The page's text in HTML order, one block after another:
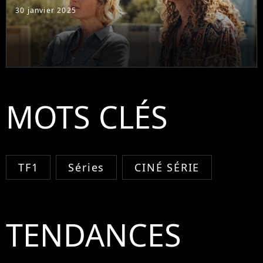
30 janvier 2025
MOTS CLÉS
TF1 Séries CINÉ SÉRIE
TENDANCES